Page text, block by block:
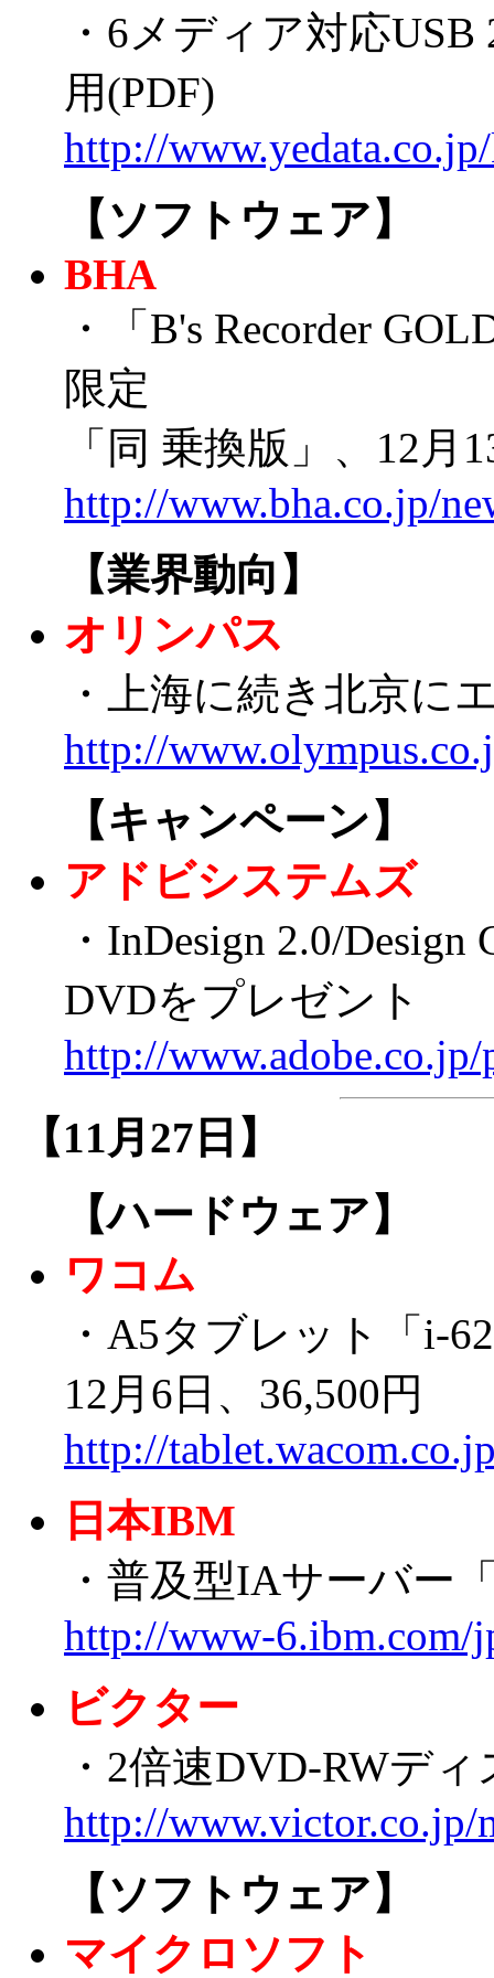
・6メディア対応
用(PDF)
http://
【ソフトウェア】
BHA
・「B's Recorder
限定
「同 乗換版」、12月
http://www.bha.co.jp/
【業界動向】
オリンパス
・上海に続き北京に
http://
【キャンペーン】
アドビシステムズ
・InDesign 2.0/
DVDをプレゼント
http://
【11月27日】
【ハードウェア】
ワコム
・A5タブレット「i-
12月6日、36,500円
http://
日本IBM
・普及型IAサーバー
http://www-6.ibm.com/
ビクター
・2倍速DVD-RWデ
http://www.victor.co.jp/
【ソフトウェア】
マイクロソフト